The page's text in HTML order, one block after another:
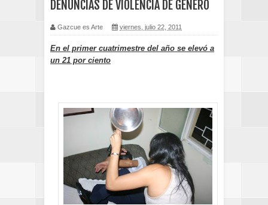
DENUNCIAS DE VIOLENCIA DE GENERO
Gazcue es Arte viernes, julio 22, 2011
En el primer cuatrimestre del año se elevó a
un 21 por ciento